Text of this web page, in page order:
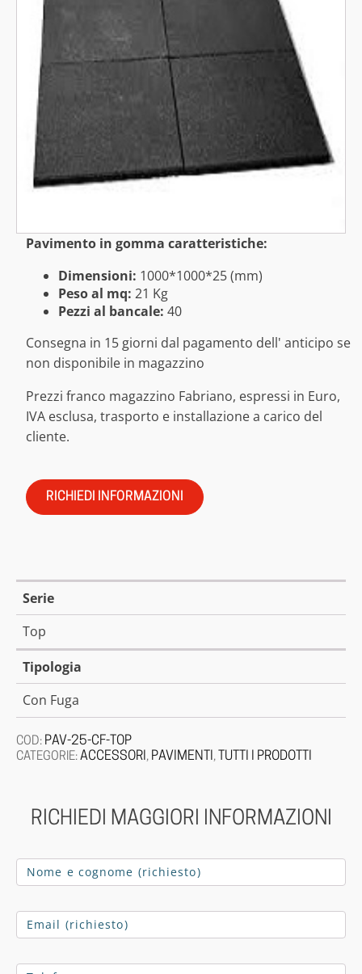
Pavimento in gomma caratteristiche:
Dimensioni: 1000*1000*25 (mm)
Peso al mq: 21 Kg
Pezzi al bancale: 40
Consegna in 15 giorni dal pagamento dell' anticipo se
non disponibile in magazzino
Prezzi franco magazzino Fabriano, espressi in Euro,
IVA esclusa, trasporto e installazione a carico del
cliente.
RICHIEDI INFORMAZIONI
Serie
Top
Tipologia
Con Fuga
COD: PAV-25-CF-TOP
CATEGORIE: ACCESSORI , PAVIMENTI , TUTTI I PRODOTTI
RICHIEDI MAGGIORI INFORMAZIONI